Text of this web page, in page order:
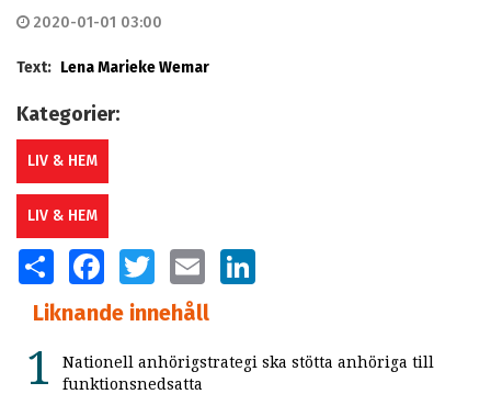
2020-01-01 03:00
Text: Lena Marieke Wemar
Kategorier:
LIV & HEM
LIV & HEM
SHARE FACEBOOKTWITTER EMAIL
Liknande innehåll
Nationell anhörigstrategi ska stötta anhöriga till
funktionsnedsatta